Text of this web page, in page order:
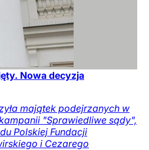
Nowa decyzja
majątek podejrzanych w
"Sprawiedliwe sądy",
Polskiej Fundacji
i Cezarego